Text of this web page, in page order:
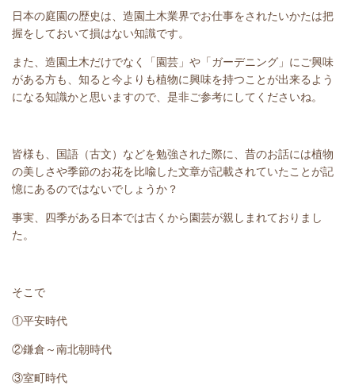
日本の庭園の歴史は、造園土木業界でお仕事をされたいかたは把
握をしておいて損はない知識です。
また、造園土木だけでなく「園芸」や「ガーデニング」にご興味
がある方も、知ると今よりも植物に興味を持つことが出来るよう
になる知識かと思いますので、是非ご参考にしてくださいね。
皆様も、国語（古文）などを勉強された際に、昔のお話には植物
の美しさや季節のお花を比喩した文章が記載されていたことが記
憶にあるのではないでしょうか？
事実、四季がある日本では古くから園芸が親しまれておりまし
た。
そこで
①平安時代
②鎌倉～南北朝時代
③室町時代